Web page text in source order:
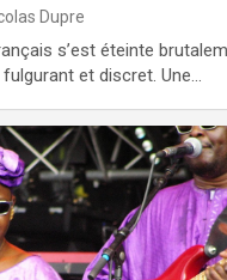
Dupre
s’est éteinte
et discret. Une…